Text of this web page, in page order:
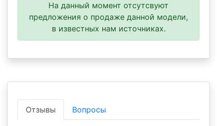
На данный момент отсутсвуют
предложения о продаже данной модели,
в известных нам источниках.
Отзывы Вопросы